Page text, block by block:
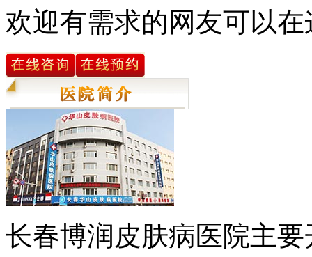
欢迎有需求的网友可以
长春博润皮肤病医院主